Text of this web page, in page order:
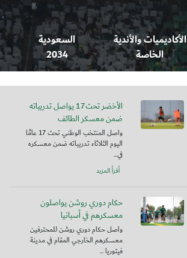
الأكاديميات والأندية
الخاصة
السعودية
2034
الأخضر تحت17 يواصل تدريباته
ضمن معسكر الطائف
واصل المنتخب الوطني تحت 17 عامًا
اليوم الثلاثاء تدريباته ضمن معسكره
في...
أقرأ المزيد
حكام دوري روشن يواصلون
معسكرهم في أسبانيا
واصل حكام دوري روشن للمحترفين
معسكرهم الخارجي المقام في مدينة
فيتوريا ...